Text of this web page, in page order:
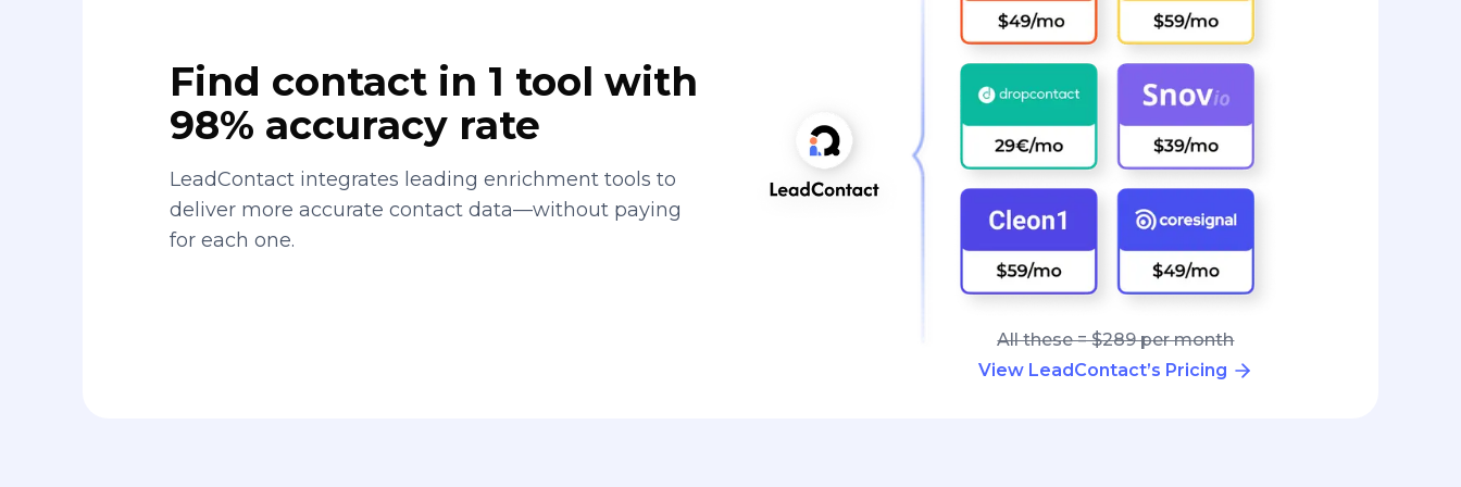
Find contact in 1 tool with
98% accuracy rate
LeadContact integrates leading enrichment tools to
deliver more accurate contact data—without paying
for each one.
All these = $289 per month
View LeadContact’s Pricing